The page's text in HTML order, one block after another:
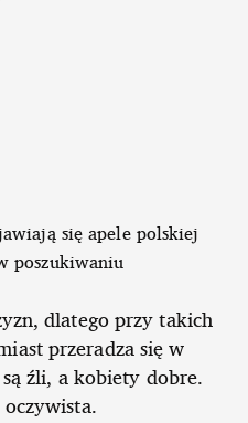
się apele polskiej
poszukiwaniu
dlatego przy takich
przeradza się w
źli, a kobiety dobre.